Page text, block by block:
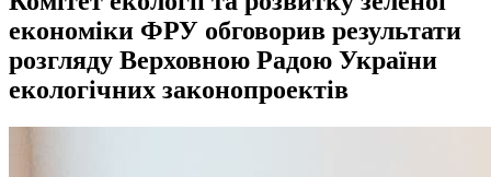
економіки ФРУ обговорив результати
розгляду Верховною Радою України
екологічних законопроектів